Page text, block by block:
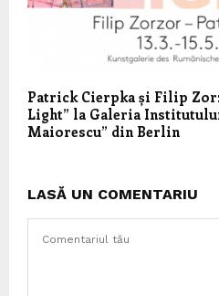
Patrick Cierpka și Filip
Light” la Galeria
Maiorescu” din Berlin
LASĂ UN COMENTARIU